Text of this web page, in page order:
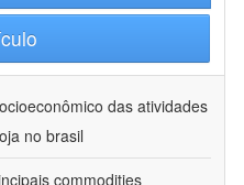
das atividades
no brasil
commodities